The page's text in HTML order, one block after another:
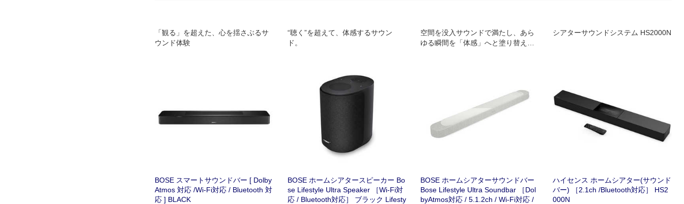
「観る」を超えた、心を揺さぶるサ
ウンド体験
BOSE スマートサウンドバー [ Dolby
Atmos 対応 /Wi-Fi対応 / Bluetooth 対
応 ] BLACK
“聴く”を超えて、体感するサウン
ド。
BOSE ホームシアタースピーカー Bo
se Lifestyle Ultra Speaker ［Wi-Fi対
応 / Bluetooth対応］ ブラック Lifesty
空間を没入サウンドで満たし、あら
ゆる瞬間を「体感」へと塗り替えるB
BOSE ホームシアターサウンドバー
Bose Lifestyle Ultra Soundbar ［Dol
byAtmos対応 / 5.1.2ch / Wi-Fi対応 /
シアターサウンドシステム HS2000N
ハイセンス ホームシアター(サウンド
バー) ［2.1ch /Bluetooth対応］ HS2
000N